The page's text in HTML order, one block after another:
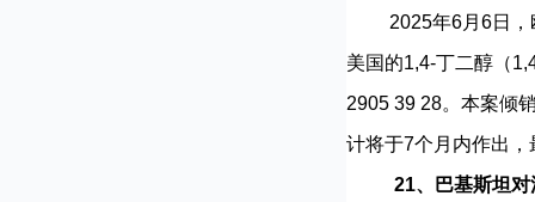
2025年6月6日，欧
美国的1,4-丁二醇（
2905 39 28。本案倾
计将于7个月内作出
21、巴基斯坦